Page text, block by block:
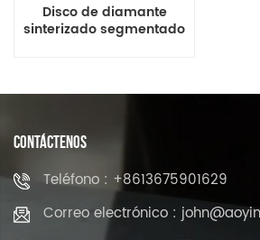
Disco de diamante
sinterizado segmentado
CONTÁCTENOS
Teléfono : +8613675901629
Correo electrónico :